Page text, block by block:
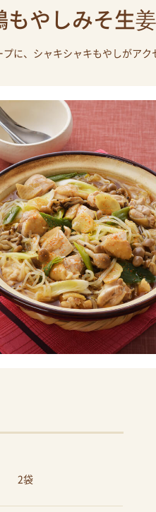
もやしみそ生
に、シャキシャキもやしがアク
2袋